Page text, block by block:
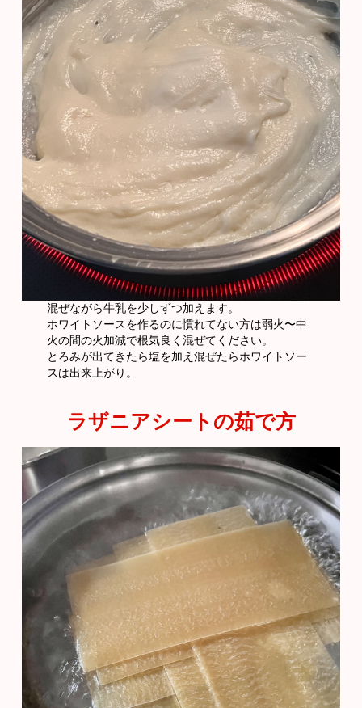
混ぜながら牛乳を少しずつ加えます。
ホワイトソースを作るのに慣れてない方は弱火〜中
火の間の火加減で根気良く混ぜてください。
とろみが出てきたら塩を加え混ぜたらホワイトソー
スは出来上がり。
ラザニアシートの茹で方